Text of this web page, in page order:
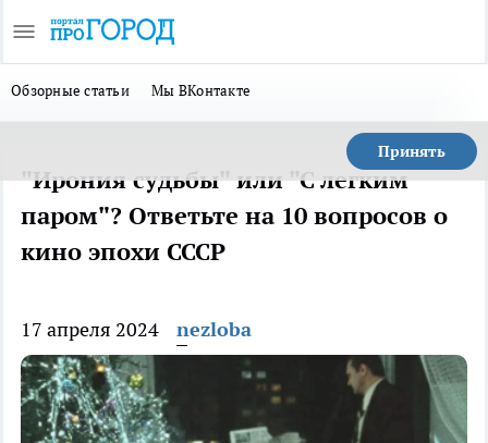
Обзорные статьи Мы ВКонтакте
Принять
"Ирония судьбы" или "С легким
паром"? Ответьте на 10 вопросов о
кино эпохи СССР
17 апреля 2024 nezloba